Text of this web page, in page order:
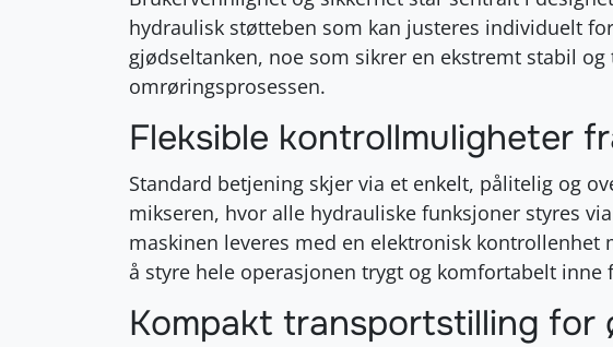
hydraulisk støtteben som kan justeres individuelt
gjødseltanken, noe som sikrer en ekstremt stabil
omrøringsprosessen.
Fleksible kontrollmuligheter
Standard betjening skjer via et enkelt, pålitelig og
mikseren, hvor alle hydrauliske funksjoner styres
maskinen leveres med en elektronisk
å styre hele operasjonen trygt og komfortabelt inne
Kompakt transportstilling